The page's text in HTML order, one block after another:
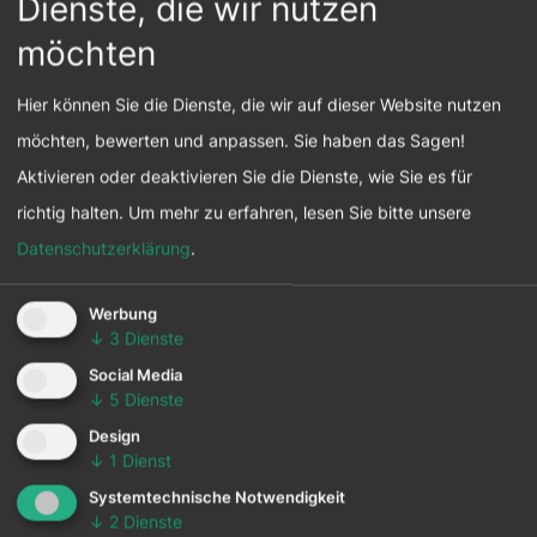
Unsere Ausgangspunkte sind die Chancen, die
sich mit dem Thema Nachhaltigkeit für
Unternehmen ergeben.
Nachhaltigkeit ist ein Begeisterungsfaktor und
hat das Potenzial Unternehmen nach vorne zu
bringen.
Die Begeisterung der Mitarbeiter:innen, der
Bereichen die zukunftsentscheidend sind und die
Gewissheit das Richtige zu tun – daran arbeiten
wir gemeinsam mit Führungskräften und
Mitarbeiter:innen des Unternehmens
Dienste, die wir nutzen
möchten
Hier können Sie die Dienste, die wir auf dieser Website nutzen
möchten, bewerten und anpassen. Sie haben das Sagen!
Aktivieren oder deaktivieren Sie die Dienste, wie Sie es für
richtig halten. Um mehr zu erfahren, lesen Sie bitte unsere
Datenschutzerklärung.
Werbung
↓ 3 Dienste
Social Media
↓ 5 Dienste
Design
↓ 1 Dienst
Systemtechnische Notwendigkeit
↓ 2 Dienste